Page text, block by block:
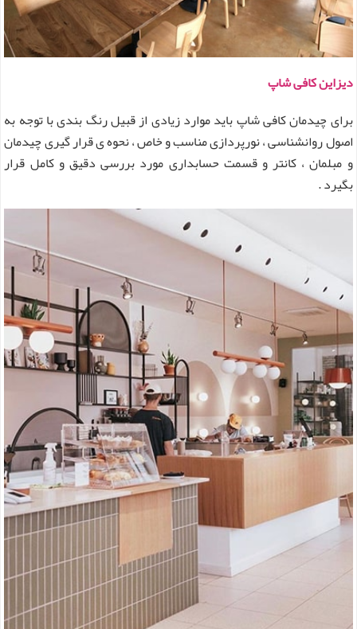
دیزاین کافی شاپ
برای چیدمان کافی شاپ باید موارد زیادی از قبیل رنگ بندی با توجه به
اصول روانشناسی ، نورپردازی مناسب و خاص ، نحوه ی قرار گیری چیدمان
و مبلمان ، کانتر و قسمت حسابداری مورد بررسی دقیق و کامل قرار
بگیرد .